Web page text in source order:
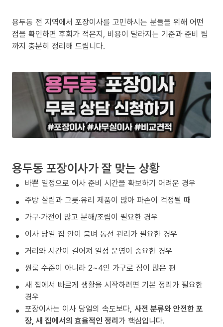
용두동 전 지역에서 포장이사를 고민하시는 분들을 위해 어떤
점을 확인하면 후회가 적은지, 비용이 달라지는 기준과 준비 팁
까지 충분히 정리해 드립니다.
용두동 포장이사가 잘 맞는 상황
바쁜 일정으로 이사 준비 시간을 확보하기 어려운 경우
주방 살림과 그릇·유리 제품이 많아 파손이 걱정될 때
가구·가전이 많고 분해/조립이 필요한 경우
이사 당일 집 안이 붐벼 동선 관리가 필요한 경우
거리와 시간이 길어져 일정 운영이 중요한 경우
원룸 수준이 아니라 2~4인 가구로 짐이 많은 편
새 집에서 빠르게 생활을 시작하려면 기본 정리가 필요한
경우
포장이사는 이사 당일의 속도보다, 사전 분류와 안전한 포
장, 새 집에서의 효율적인 정리가 핵심입니다.